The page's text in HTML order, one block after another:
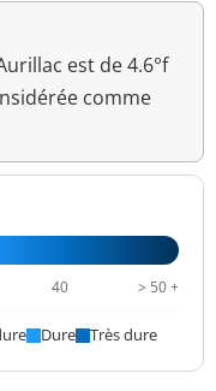
est de 4.6°f
comme
40 > 50 +
Dure Très dure